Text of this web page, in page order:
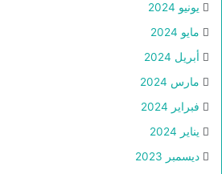
يونيو 2024
مايو 2024
أبريل 2024
مارس 2024
فبراير 2024
يناير 2024
ديسمبر 2023